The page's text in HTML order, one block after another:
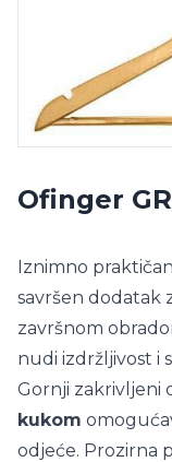
Ofinger GR
Iznimno
savršen dodatak
završnom
nudi izdržljivost i
Gornji zakrivljeni
kukom
odjeće. Prozirna